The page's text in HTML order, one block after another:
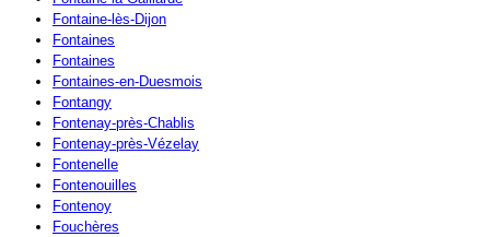
Fontaine-lès-Dijon
Fontaines
Fontaines
Fontaines-en-Duesmois
Fontangy
Fontenay-près-Chablis
Fontenay-près-Vézelay
Fontenelle
Fontenouilles
Fontenoy
Fouchères